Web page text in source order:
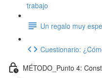
trabajo
Un regalo muy
Cuestionario:
MÉTODO_Punto 4: